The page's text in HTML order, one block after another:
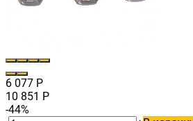
6 077 Р
10 851 Р
-44%